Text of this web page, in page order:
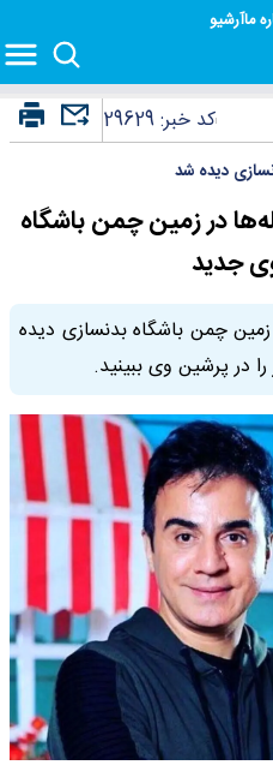
ماآرشیو
کد خبر:29629
با استایل ۱۸ ساله‌ها در زمین چمن باشگاه
جدید
۱۸ ساله در زمین چمن باشگاه بدنسازی دیده
در پرشین وی ببینید.